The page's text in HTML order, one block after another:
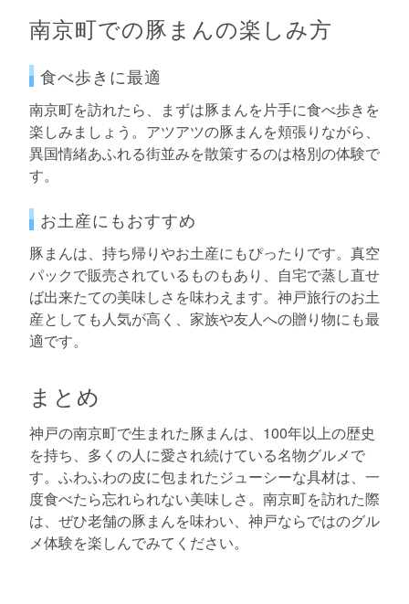
南京町での豚まんの楽しみ方
食べ歩きに最適
南京町を訪れたら、まずは豚まんを片手に食べ歩きを
楽しみましょう。アツアツの豚まんを頬張りながら、
異国情緒あふれる街並みを散策するのは格別の体験で
す。
お土産にもおすすめ
豚まんは、持ち帰りやお土産にもぴったりです。真空
パックで販売されているものもあり、自宅で蒸し直せ
ば出来たての美味しさを味わえます。神戸旅行のお土
産としても人気が高く、家族や友人への贈り物にも最
適です。
まとめ
神戸の南京町で生まれた豚まんは、100年以上の歴史
を持ち、多くの人に愛され続けている名物グルメで
す。ふわふわの皮に包まれたジューシーな具材は、一
度食べたら忘れられない美味しさ。南京町を訪れた際
は、ぜひ老舗の豚まんを味わい、神戸ならではのグル
メ体験を楽しんでみてください。